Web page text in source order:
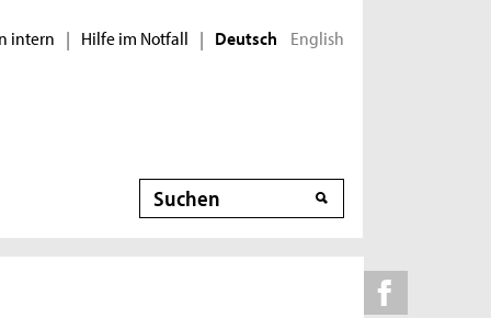
intern | Hilfe im Notfall | Deutsch English
Suche